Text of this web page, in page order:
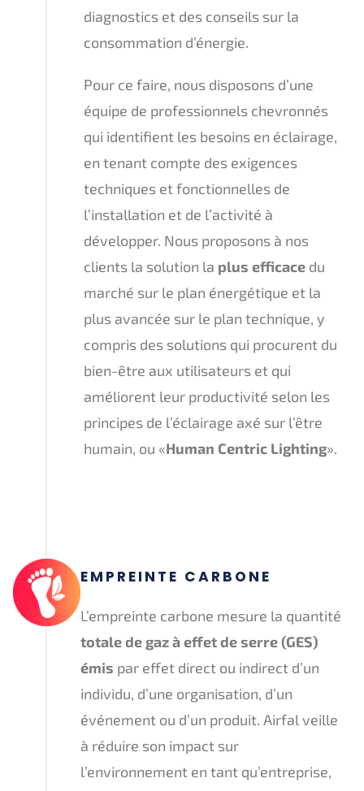
diagnostics et des conseils sur la
consommation d’énergie.
Pour ce faire, nous disposons d’une
équipe de professionnels chevronnés
qui identifient les besoins en éclairage,
en tenant compte des exigences
techniques et fonctionnelles de
l’installation et de l’activité à
développer. Nous proposons à nos
clients la solution la plus efficace du
marché sur le plan énergétique et la
plus avancée sur le plan technique, y
compris des solutions qui procurent du
bien-être aux utilisateurs et qui
améliorent leur productivité selon les
principes de l’éclairage axé sur l’être
humain, ou «Human Centric Lighting».
EMPREINTE CARBONE
L’empreinte carbone mesure la quantité
totale de gaz à effet de serre (GES)
émis par effet direct ou indirect d’un
individu, d’une organisation, d’un
événement ou d’un produit. Airfal veille
à réduire son impact sur
l’environnement en tant qu’entreprise,